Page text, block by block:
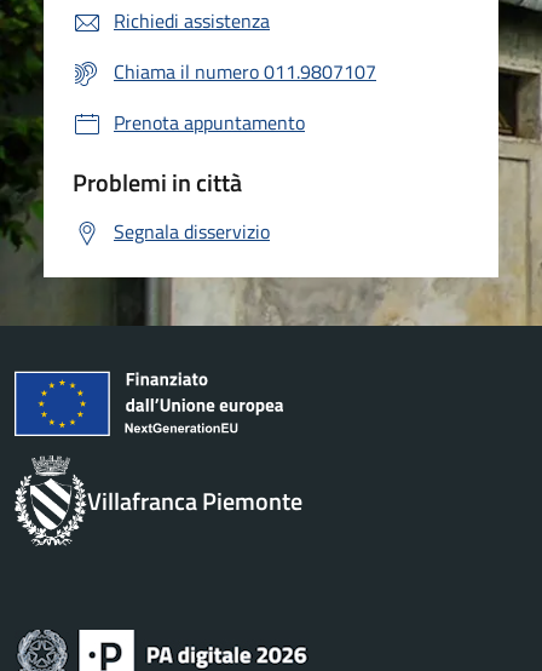
Richiedi assistenza
Chiama il numero 011.9807107
Prenota appuntamento
Problemi in città
Segnala disservizio
Villafranca Piemonte